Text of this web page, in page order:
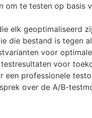
om te testen op basis
elk geoptimaliseerd
die bestand is tegen
voor
voor
professionele
over de A/B-